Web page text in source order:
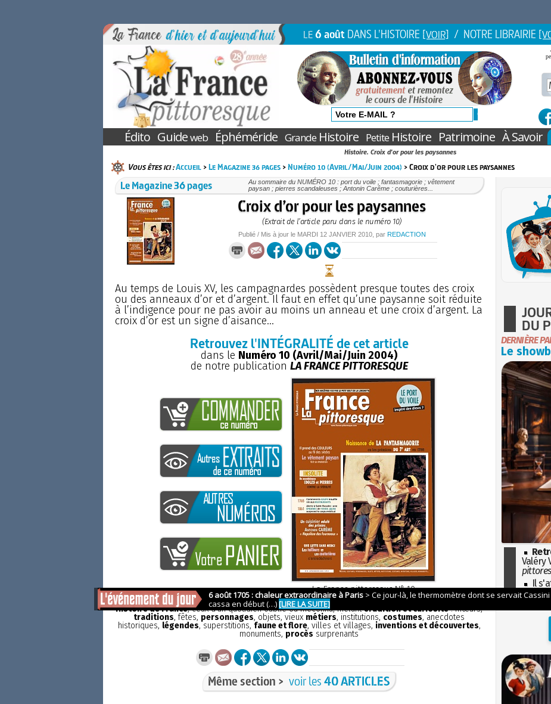
LE6 août DANS L'HISTOIRE [VOIR] / NOTRE LIBRAIRIE
Édito Guideweb Éphéméride GrandeHistoire PetiteHistoire Patrimoine À Savoir
Histoire. Croix d'or pour les paysannes
Vous êtes ici :Accueil>Le Magazine 36 pages>Numéro 10 (Avril/Mai/Juin 2004) > Croix d'or pour les paysannes
Le Magazine 36 pages
Au sommaire du NUMÉRO 10 : port du voile ; fantasmagorie ; vêtement
paysan ; pierres scandaleuses ; Antonin Carême ; couturières...
Croix d’or pour les paysannes
(Extrait de l’article paru dans le numéro 10)
Publié / Mis à jour le MARDI 12 JANVIER 2010, par REDACTION
Au temps de Louis XV, les campagnardes possèdent presque toutes des croix
ou des anneaux d’or et d’argent. Il faut en effet qu’une paysanne soit réduite
à l’indigence pour ne pas avoir au moins un anneau et une croix d’argent. La
croix d’or est un signe d’aisance...
Retrouvez l'INTÉGRALITÉ de cet article
dans le Numéro 10 (Avril/Mai/Juin 2004)
de notre publication LA FRANCE PITTORESQUE
La France pittoresqueN° 10
La France pittoresque est une publicationsans publicitéet aborde tous les aspects de la petite
Histoire de France, ceux d'un quotidien oublié ou méconnu, mêlantérudition et curiosité: mœurs,
traditions, fêtes, personnages, objets, vieux métiers, institutions, costumes, anecdotes
historiques, légendes, superstitions, faune et flore, villes et villages, inventions et découvertes,
monuments, procès surprenants
Même section > voir les40 ARTICLES
DU
DERNIÈRE
Le
Valéry
Il